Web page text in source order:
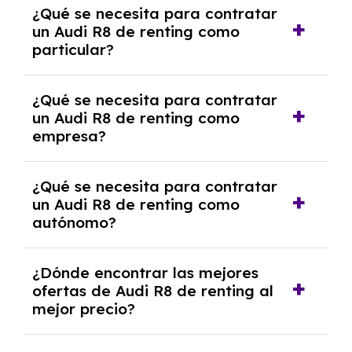
pero puede haber penalizaciones por
cancelación anticipada. Es importante revisar
las condiciones del contrato y hablar con un
experto que te asesore.
¿Qué se necesita para contratar
un Audi R8 de renting como
particular?
y, en algunos casos, una consulta de solvencia
crediticia y un pago inicial.
¿Qué se necesita para contratar
un Audi R8 de renting como
empresa?
documentación financiera y, en algunos
casos, un informe de solvencia de la empresa
y un pago inicial.
¿Qué se necesita para contratar
un Audi R8 de renting como
autónomo?
autónomos, justificante de ingresos y, en
algunos casos, un informe fiscal y un pago
inicial.
¿Dónde encontrar las mejores
ofertas de Audi R8 de renting al
mejor precio?